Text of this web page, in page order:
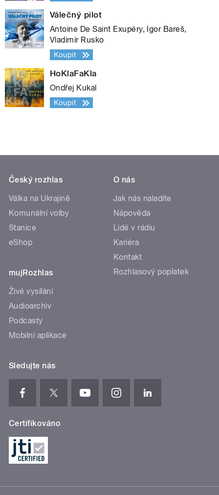
Válečný pilot
Antoine De Saint Exupéry, Igor Bareš,
Vladimír Rusko
Koupit
HoKlaFaKla
Ondřej Kukal
Koupit
Český rozhlas
Válka na Ukrajině
Komunální volby
Stanice
eShop
mujRozhlas
Živé vysílání
Audioarchiv
Podcasty
Mobilní aplikace
O nás
Jak nás naladíte
Nápověda
Lidé v rádiu
Kariéra
Kontakt
Rozhlasový poplatek
Sledujte nás
Certifikováno